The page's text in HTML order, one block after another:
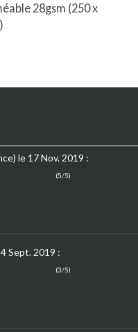
28gsm (250 x
le 17 Nov. 2019 :
(5/5)
Sept. 2019 :
(3/5)